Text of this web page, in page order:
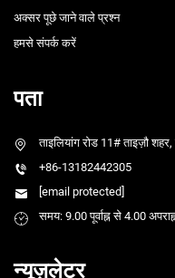
अक्सर पूछे जाने वाले प्रश्न
हमसे संपर्क करें
पता
ताइलियांग रोड 11# ताइज़ौ
+86-13182442305
[email protected]
समय: 9.00 पूर्वाह्न से 4.00
न्यूज़लेटर